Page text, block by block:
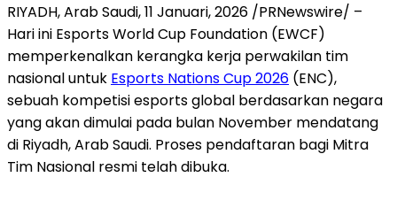
RIYADH, Arab Saudi,11 Januari, 2026 /PRNewswire/ –
Hari ini Esports World Cup Foundation (EWCF)
memperkenalkan kerangka kerja perwakilan tim
nasional untuk Esports Nations Cup 2026 (ENC),
sebuah kompetisi esports global berdasarkan negara
yang akan dimulai pada bulan November mendatang
di Riyadh, Arab Saudi. Proses pendaftaran bagi Mitra
Tim Nasional resmi telah dibuka.